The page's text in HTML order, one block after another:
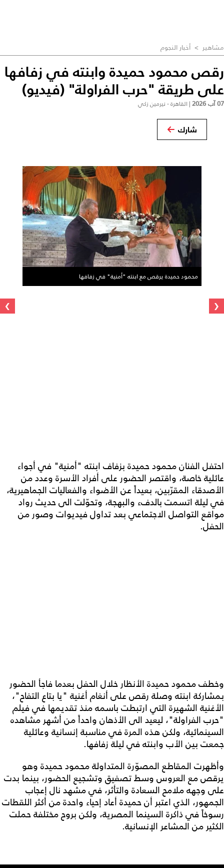
مشاهير > أخبار النجوم
رقص محمود حميدة وابنته في زفافها
على طريقة "حرب الفراولة" (فيديو)
07 آب 2026 | القاهرة - نيرمين زكي
شارك
محمود حميدة يرقص مع ابنته "أمنية" في زفافها
‹
›
احتفل الفنان محمود حميدة بزفاف ابنته "أمنية" في أجواء
عائلية خاصة، واقتصر الحضور على أفراد الأسرة وعدد من
الأصدقاء المقرّبين، بعيداً عن الأضواء والفعاليات الجماهيرية،
في ليلة اتسمت بالدفء والبهجة، وتحوّلت الى حديث رواد
مواقع التواصل الاجتماعي بعد تداول فيديوات وصور من
الحفل.
وخطف محمود حميدة الأنظار خلال الحفل بعدما فاجأ الحضور
بمشاركة ابنته وصلة رقص على أنغام أغنية "يا بتاع التفاح"،
الأغنية الشهيرة التي ارتبطت باسمه منذ تقديمها في فيلم
"حرب الفراولة"، ليعيد الى الأذهان واحداً من أشهر مشاهده
السينمائية، ولكن هذه المرة في مناسبة إنسانية وعائلية
جمعت بين الأب وابنته في ليلة زفافها.
وأظهرت المقاطع المصوّرة المتداولة محمود حميدة وهو
يرقص مع العروس وسط تصفيق وتشجيع الحضور، بينما بدت
على وجهه ملامح السعادة والتأثر، في مشهد نال إعجاب
الجمهور، الذي اعتبر أن حميدة أعاد إحياء واحدة من أكثر اللقطات
رسوخاً في ذاكرة السينما المصرية، ولكن بروح مختلفة حملت
الكثير من المشاعر الإنسانية.